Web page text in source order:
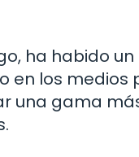
ha habido
en los medios
una gama